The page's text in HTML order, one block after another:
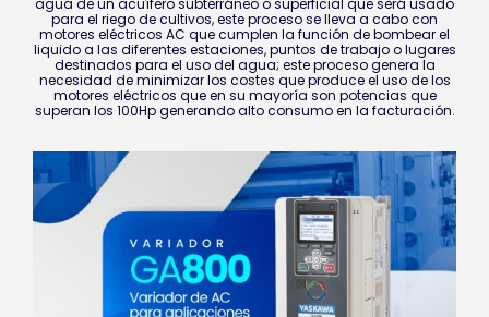
agua de un acuífero subterráneo o superficial que será usado
para el riego de cultivos, este proceso se lleva a cabo con
motores eléctricos AC que cumplen la función de bombear el
liquido a las diferentes estaciones, puntos de trabajo o lugares
destinados para el uso del agua; este proceso genera la
necesidad de minimizar los costes que produce el uso de los
motores eléctricos que en su mayoría son potencias que
superan los 100Hp generando alto consumo en la facturación.